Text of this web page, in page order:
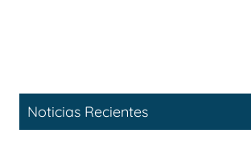
Noticias Recientes